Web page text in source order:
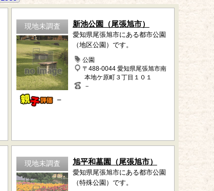
現地未調査
－
新池公園（尾張旭市）
愛知県尾張旭市にある都市公園
（地区公園）です。
公園
〒488-0044 愛知県尾張旭市南
本地ケ原町３丁目１０１
－
現地未調査 旭平和墓園（尾張旭市）
愛知県尾張旭市にある都市公園
（特殊公園）です。